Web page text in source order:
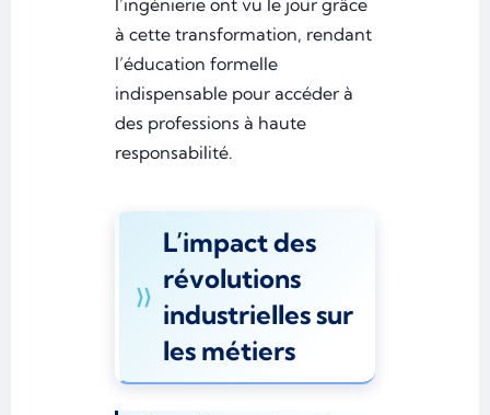
l’ingénierie ont vu le jour grâce
à cette transformation, rendant
l’éducation formelle
indispensable pour accéder à
des professions à haute
responsabilité.
L’impact des
révolutions
industrielles sur
les métiers